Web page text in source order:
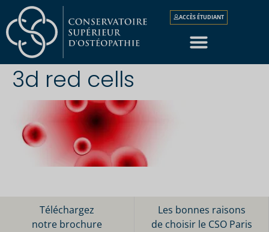
ACCÈS ÉTUDIANT
3d red cells
Téléchargez
notre brochure
Les bonnes raisons
de choisir le CSO Paris